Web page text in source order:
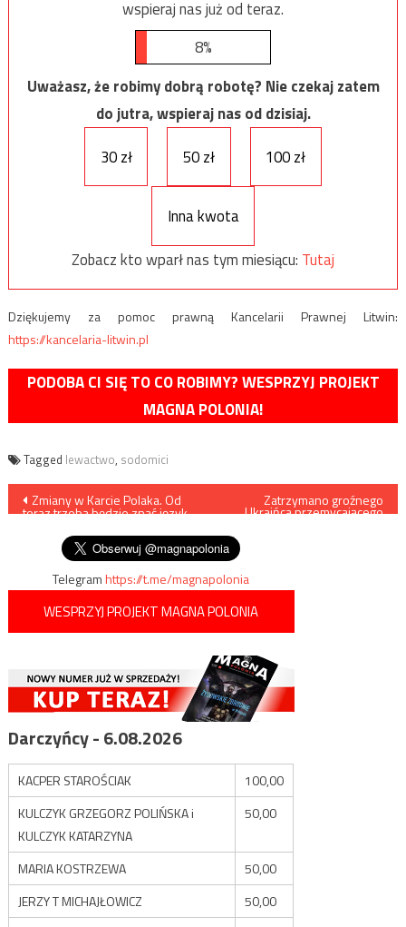
wspieraj nas już od teraz.
8%
Uważasz, że robimy dobrą robotę? Nie czekaj zatem
do jutra, wspieraj nas od dzisiaj.
30 zł
50 zł 100 zł
Inna kwota
Zobacz kto wparł nas tym miesiącu: Tutaj
Dziękujemy za pomoc prawną Kancelarii Prawnej Litwin:
https://kancelaria-litwin.pl
PODOBA CI SIĘ TO CO ROBIMY? WESPRZYJ PROJEKT
MAGNA POLONIA!
Tagged lewactwo, sodomici
Nawigacja
wpisu
Zmiany w Karcie Polaka. Od
teraz trzeba będzie znać język
Zatrzymano groźnego
Ukraińca przemycającego
Telegramhttps://t.me/magnapolonia
WESPRZYJ PROJEKT MAGNA POLONIA
Darczyńcy - 6.08.2026
KACPER STAROŚCIAK
100,00
KULCZYK GRZEGORZ POLIŃSKA i
KULCZYK KATARZYNA
50,00
MARIA KOSTRZEWA
50,00
JERZY T MICHAJŁOWICZ
50,00